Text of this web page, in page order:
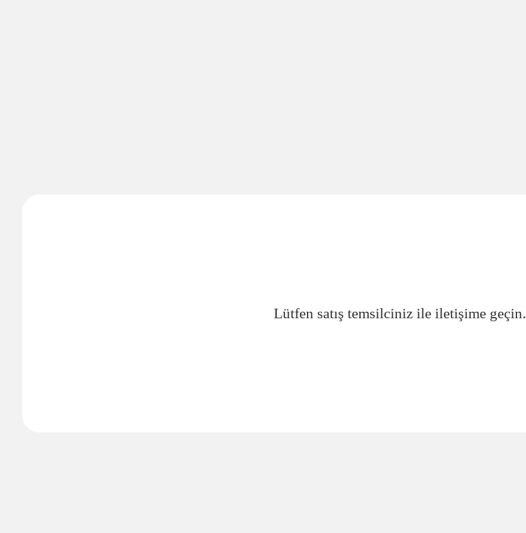
Lütfen satış temsilciniz ile iletişime geçin.